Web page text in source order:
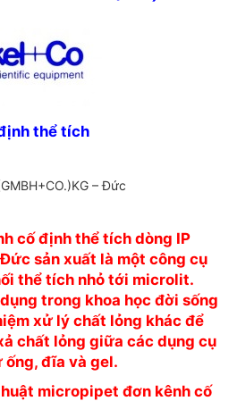
thể tích
– Đức
cố định thể tích dòng IP
sản xuất là một công cụ
thể tích nhỏ tới microlit.
trong khoa học đời sống
xử lý chất lỏng khác để
chất lỏng giữa các dụng cụ
ống, đĩa và gel.
micropipet đơn kênh cố